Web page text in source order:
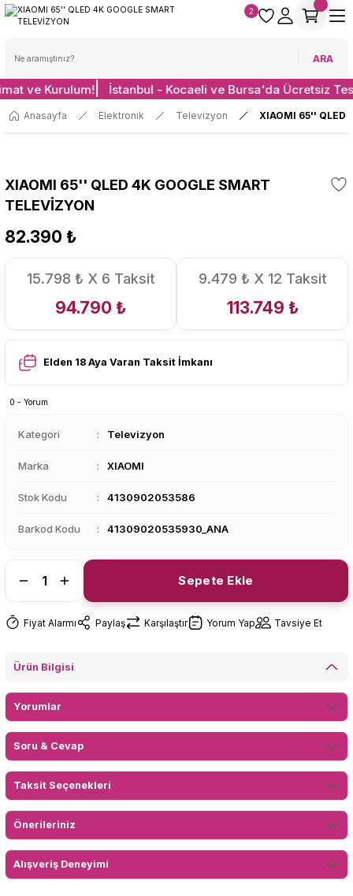
ARA
2
ve Kurulum! İstanbul - Kocaeli ve Bursa'da Ücretsiz
Anasayfa Elektronik Televizyon XIAOMI 65'' QLED
XIAOMI 65'' QLED 4K GOOGLE SMART
TELEVİZYON
82.390 ₺
15.798 ₺ X 6 Taksit
94.790 ₺
9.479 ₺ X 12 Taksit
113.749 ₺
Elden 18 Aya Varan Taksit İmkanı
0 - Yorum
Kategori Televizyon
Marka XIAOMI
Stok Kodu 4130902053586
Barkod Kodu 41309020535930_ANA
Sepete Ekle
Fiyat Alarmı Paylaş Karşılaştır Yorum Yap Tavsiye Et
Ürün Bilgisi
Yorumlar
Soru & Cevap
Taksit Seçenekleri
Önerileriniz
Alışveriş Deneyimi